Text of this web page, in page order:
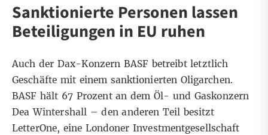
Sanktionierte Personen lassen
Beteiligungen in EU ruhen
Auch der Dax-Konzern BASF betreibt letztlich
Geschäfte mit einem sanktionierten Oligarchen.
BASF hält 67 Prozent an dem Öl- und Gaskonzern
Dea Wintershall – den anderen Teil besitzt
LetterOne, eine Londoner Investmentgesellschaft